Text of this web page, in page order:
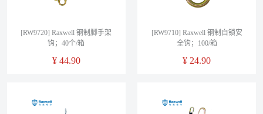
[RW9720] Raxwell 钢制脚手架
钩；40个/箱
¥ 44.90
[RW9710] Raxwell 钢制自锁安
全钩；100/箱
¥ 24.90